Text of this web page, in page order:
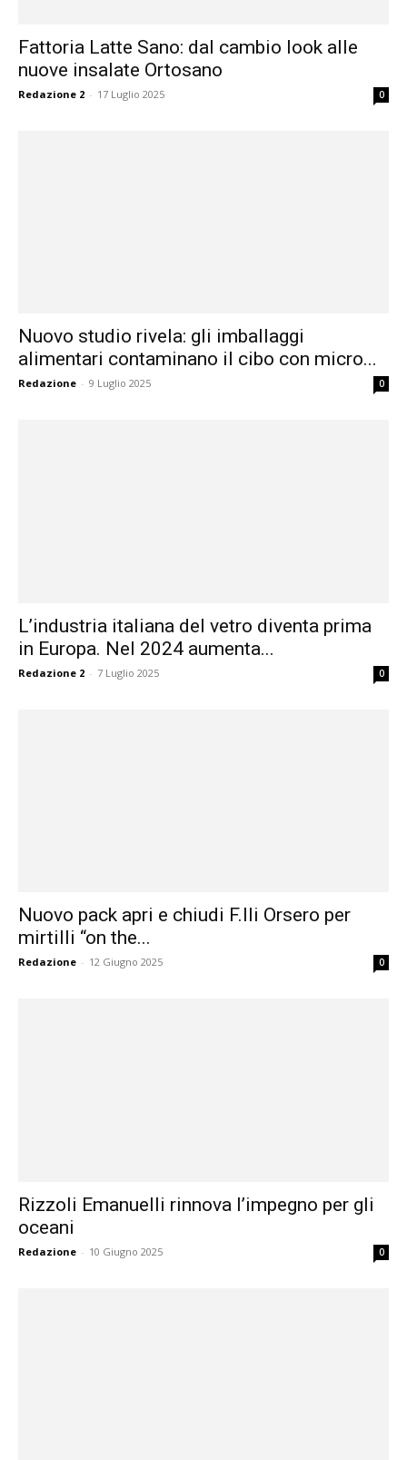
Fattoria Latte Sano: dal cambio look alle
nuove insalate Ortosano
Redazione 2 - 17 Luglio 2025 0
Nuovo studio rivela: gli imballaggi
alimentari contaminano il cibo con micro...
Redazione - 9 Luglio 2025 0
L’industria italiana del vetro diventa prima
in Europa. Nel 2024 aumenta...
Redazione 2 - 7 Luglio 2025 0
Nuovo pack apri e chiudi F.lli Orsero per
mirtilli “on the...
Redazione - 12 Giugno 2025 0
Rizzoli Emanuelli rinnova l’impegno per gli
oceani
Redazione - 10 Giugno 2025 0